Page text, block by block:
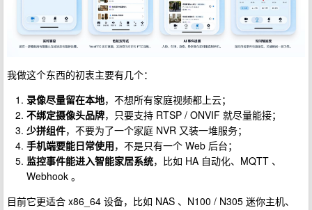
我做这个东西的初衷主要有几个：
录像尽量留在本地，不想所有家庭视频都上云；
不绑定摄像头品牌，只要支持 RTSP / ONVIF 就尽量能接；
少拼组件，不要为了一个家庭 NVR 又装一堆服务；
手机端要能日常使用，不是只有一个 Web 后台；
监控事件能进入智能家居系统，比如 HA 自动化、MQTT 、
Webhook 。
目前它更适合 x86_64 设备，比如 NAS 、N100 / N305 迷你主机、